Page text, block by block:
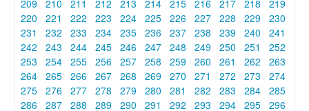
209 210 211 212 213 214 215 216 217 218
219
220
221 222 223 224 225 226 227 228 229 230
231
232 233 234 235 236 237 238 239 240
241
242
243 244 245 246 247 248 249 250 251
252
253
254 255 256 257 258 259 260 261 262
263
264 265 266 267 268 269 270 271 272 273
274
275 276 277 278 279 280 281 282 283 284 285
286 287 288 289 290 291 292 293 294 295 296